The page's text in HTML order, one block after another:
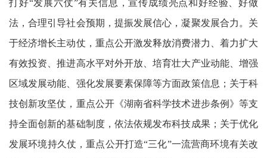
打好“发展六仗”有关信息，宣传成绩亮点和好经验、好做
法，合理引导社会预期，提振发展信心，凝聚发展合力。关
于经济增长主动仗，重点公开激发释放消费潜力、着力扩大
有效投资、推进高水平对外开放、培育壮大产业动能、增强
区域发展动能、强化发展要素保障等方面政策信息；关于科
技创新攻坚仗，重点公开《湖南省科学技术进步条例》等支
持全面创新的基础制度，依法依规发布科技成果；关于优化
发展环境持久仗，重点公开打造“三化”一流营商环境有关改